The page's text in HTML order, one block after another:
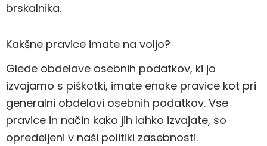
brskalnika.
Kakšne pravice imate na voljo?
Glede obdelave osebnih podatkov, ki jo
izvajamo s piškotki, imate enake pravice kot pri
generalni obdelavi osebnih podatkov. Vse
pravice in način kako jih lahko izvajate, so
opredeljeni v naši politiki zasebnosti.